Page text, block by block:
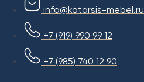
info@katarsis-mebel.ru
+7 (919) 990 99 12
+7 (985) 740 12 90